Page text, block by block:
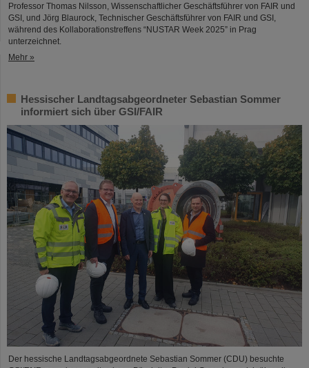
Professor Thomas Nilsson, Wissenschaftlicher Geschäftsführer von FAIR und
GSI, und Jörg Blaurock, Technischer Geschäftsführer von FAIR und GSI,
während des Kollaborationstreffens “NUSTAR Week 2025” in Prag
unterzeichnet.
Mehr »
Hessischer Landtagsabgeordneter Sebastian Sommer
informiert sich über GSI/FAIR
Der hessische Landtagsabgeordnete Sebastian Sommer (CDU) besuchte